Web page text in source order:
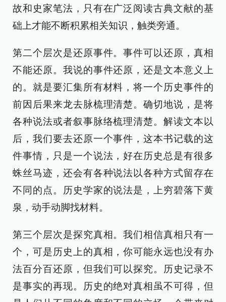
故和史家笔法，只有在广泛阅读古典文献的基
础上才能不断积累相关知识，触类旁通。
第二个层次是还原事件。事件可以还原，真相
不能还原。我说的事件还原，还是文本意义上
的。就是要汇集所有材料，将一个历史事件的
前因后果来龙去脉梳理清楚。确切地说，是将
各种说法或者叙事脉络梳理清楚。解读文本以
后，我们要去还原一个事件，这本书记载的这
件事情，只是一个说法，好在历史总是有很多
蛛丝马迹，还会有各种说法以各种方式留存在
不同的点。历史学家的说法是，上穷碧落下黄
泉，动手动脚找材料。
第三个层次是探究真相。我们相信真相只有一
个，可是历史上的真相，你可能永远也没有办
法百分百还原，但我们可以探究。历史记录不
是事实的再现。历史的绝对真相虽不可得，但